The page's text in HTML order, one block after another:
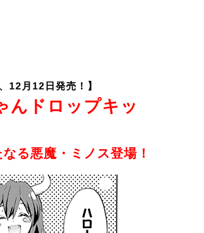
12月12日発売！】
んドロップキッ
る悪魔・ミノス登場！